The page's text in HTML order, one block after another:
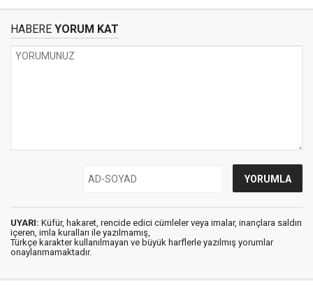
HABERE YORUM KAT
UYARI: Küfür, hakaret, rencide edici cümleler veya imalar, inançlara saldırı
içeren, imla kuralları ile yazılmamış,
Türkçe karakter kullanılmayan ve büyük harflerle yazılmış yorumlar
onaylanmamaktadır.